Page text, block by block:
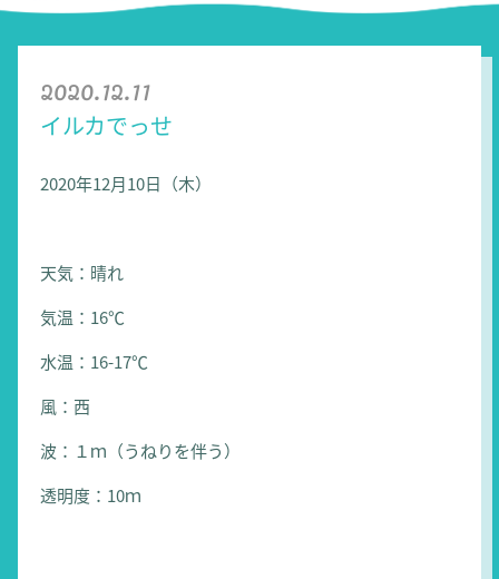
2020.12.11
イルカでっせ
2020年12月10日（木）
天気：晴れ
気温：16℃
水温：16-17℃
風：西
波：１ｍ（うねりを伴う）
透明度：10ｍ